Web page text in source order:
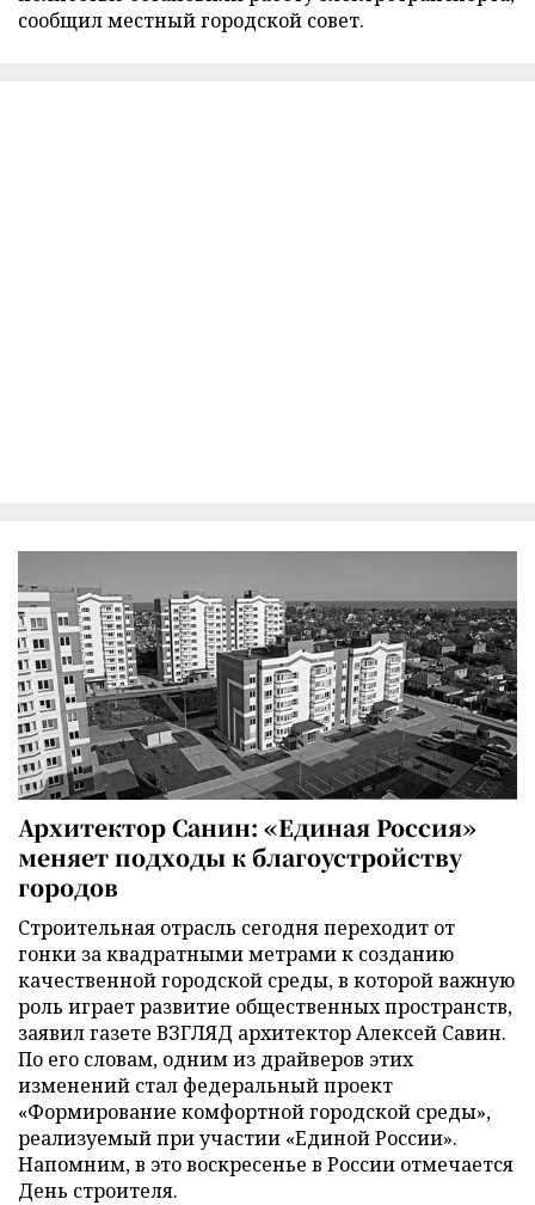
сообщил местный городской совет.
Архитектор Санин: «Единая Россия»
меняет подходы к благоустройству
городов
Строительная отрасль сегодня переходит от
гонки за квадратными метрами к созданию
качественной городской среды, в которой важную
роль играет развитие общественных пространств,
заявил газете ВЗГЛЯД архитектор Алексей Савин.
По его словам, одним из драйверов этих
изменений стал федеральный проект
«Формирование комфортной городской среды»,
реализуемый при участии «Единой России».
Напомним, в это воскресенье в России отмечается
День строителя.